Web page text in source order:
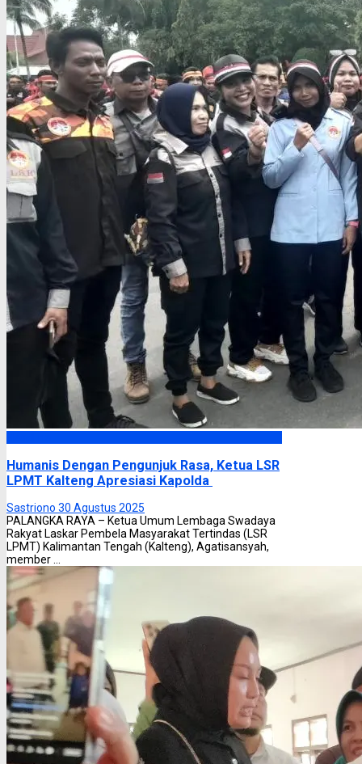
Humanis Dengan Pengunjuk Rasa, Ketua LSR
LPMT Kalteng Apresiasi Kapolda
Sastriono 30 Agustus 2025
PALANGKA RAYA – Ketua Umum Lembaga Swadaya
Rakyat Laskar Pembela Masyarakat Tertindas (LSR
LPMT) Kalimantan Tengah (Kalteng), Agatisansyah,
member ...